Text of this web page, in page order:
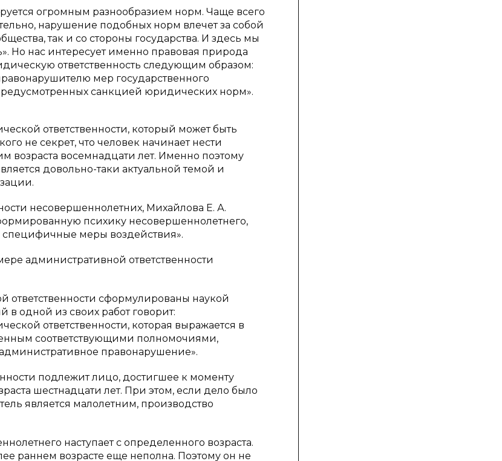
огромным разнообразием норм. Чаще всего
нарушение подобных норм влечет за собой
так и со стороны государства. И здесь мы
Но нас интересует именно правовая природа
ответственность следующим образом:
мер государственного
санкцией юридических норм».
ответственности, который может быть
не секрет, что человек начинает нести
возраста восемнадцати лет. Именно поэтому
довольно-таки актуальной темой и
несовершеннолетних, Михайлова Е. А.
психику несовершеннолетнего,
специфичные меры воздействия».
административной ответственности
ответственности сформулированы наукой
одной из своих работ говорит:
ответственности, которая выражается в
соответствующими полномочиями,
правонарушение».
подлежит лицо, достигшее к моменту
шестнадцати лет. При этом, если дело было
является малолетним, производство
наступает с определенного возраста.
раннем возрасте еще неполна. Поэтому он не